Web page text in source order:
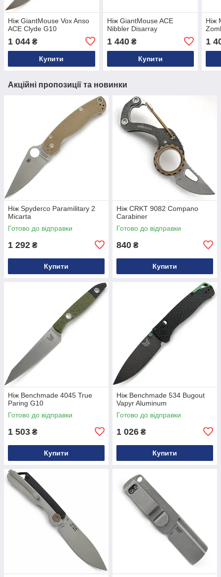
Ніж GiantMouse Vox Anso
ACE Clyde G10
1 044 ₴
Купити
Ніж GiantMouse ACE
Nibbler Disarray
1 440₴
Купити
Ніж
1
Акційні пропозиції та новинки
Ніж Spyderco Paramilitary 2
Micarta
Готово до відправки
1 292 ₴
Купити
Ніж CRKT 9082 Compano
Carabiner
Готово до відправки
840 ₴
Купити
Ніж Benchmade 4045 True
Paring G10
Готово до відправки
1 503 ₴
Купити
Ніж Benchmade 534 Bugout
Vapyr Aluminum
Готово до відправки
1 026 ₴
Купити